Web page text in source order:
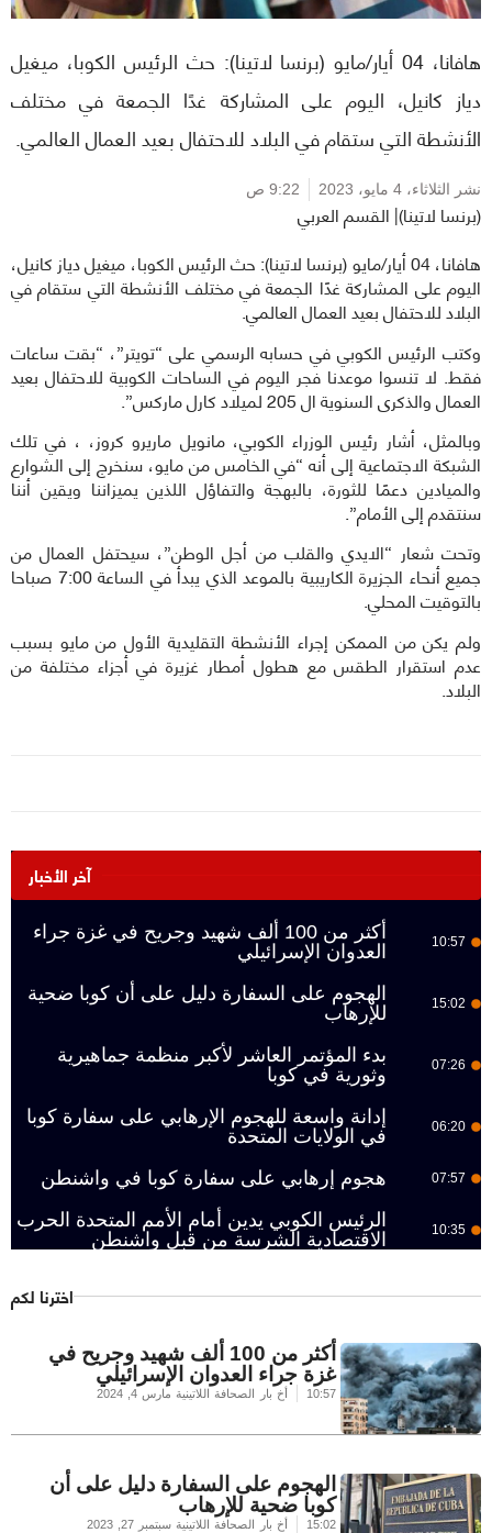
هافانا، 04 أيار/مايو (برنسا لاتينا): حث الرئيس الكوبا، ميغيل
دياز كانيل، اليوم على المشاركة غدًا الجمعة في مختلف
الأنشطة التي ستقام في البلاد للاحتفال بعيد العمال العالمي.
نشر الثلاثاء، 4 مايو، 2023 9:22 ص
(برنسا لاتينا)| القسم العربي
هافانا، 04 أيار/مايو (برنسا لاتينا): حث الرئيس الكوبا، ميغيل دياز كانيل،
اليوم على المشاركة غدًا الجمعة في مختلف الأنشطة التي ستقام في
البلاد للاحتفال بعيد العمال العالمي.
وكتب الرئيس الكوبي في حسابه الرسمي على “تويتر”، “بقت ساعات
فقط. لا تنسوا موعدنا فجر اليوم في الساحات الكوبية للاحتفال بعيد
العمال والذكرى السنوية ال 205 لميلاد كارل ماركس”.
وبالمثل، أشار رئيس الوزراء الكوبي، مانويل ماريرو كروز، ، في تلك
الشبكة الاجتماعية إلى أنه “في الخامس من مايو، سنخرج إلى الشوارع
والميادين دعمًا للثورة، بالبهجة والتفاؤل اللذين يميزاننا ويقين أننا
سنتقدم إلى الأمام”.
وتحت شعار “الايدي والقلب من أجل الوطن”، سيحتفل العمال من
جميع أنحاء الجزيرة الكاريبية بالموعد الذي يبدأ في الساعة 7:00 صباحا
بالتوقيت المحلي.
ولم يكن من الممكن إجراء الأنشطة التقليدية الأول من مايو بسبب
عدم استقرار الطقس مع هطول أمطار غزيرة في أجزاء مختلفة من
البلاد.
آخر الأخبار
10:57
أكثر من 100 ألف شهيد وجريح في غزة جراء
العدوان الإسرائيلي
15:02
الهجوم على السفارة دليل على أن كوبا ضحية
للإرهاب
07:26
بدء المؤتمر العاشر لأكبر منظمة جماهيرية
وثورية في كوبا
06:20
إدانة واسعة للهجوم الإرهابي على سفارة كوبا
في الولايات المتحدة
07:57 هجوم إرهابي على سفارة كوبا في واشنطن
10:35
الرئيس الكوبي يدين أمام الأمم المتحدة الحرب
الاقتصادية الشرسة من قبل واشنطن
اخترنا لكم
أكثر من 100 ألف شهيد وجريح في
غزة جراء العدوان الإسرائيلي
10:57 أخ بار الصحافة اللاتينية مارس 4, 2024
الهجوم على السفارة دليل على أن
كوبا ضحية للإرهاب
15:02 أخ بار الصحافة اللاتينية سبتمبر 27, 2023